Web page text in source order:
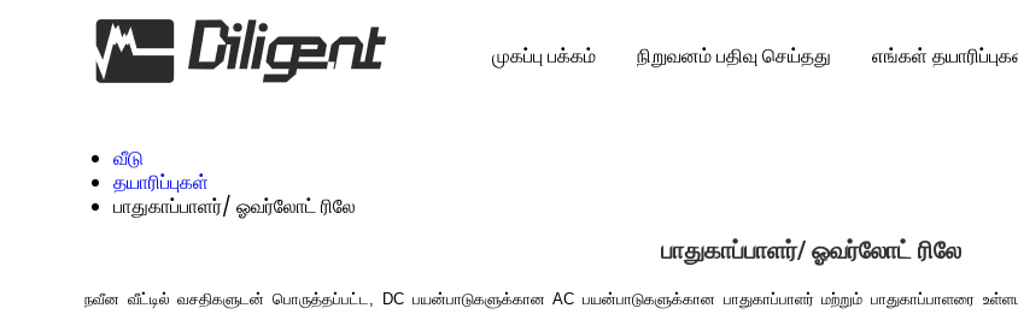
முகப்பு பக்கம் நிறுவனம் பதிவு செய்தது எங்கள்
வீடு
தயாரிப்புகள்
பாதுகாப்பாளர்/ ஓவர்லோட் ரிலே
பாதுகாப்பாளர்/ ஓவர்லோட் ரிலே
நவீன வீட்டில் வசதிகளுடன் பொருத்தப்பட்ட, DC பயன்பாடுகளுக்கான AC பயன்பாடுகளுக்கான பாதுகாப்பாளர் மற்றும் பாதுகாப்பாளரை